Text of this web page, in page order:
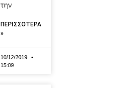
την
ΠΕΡΙΣΣΟΤΕΡΑ
»
10/12/2019
15:09